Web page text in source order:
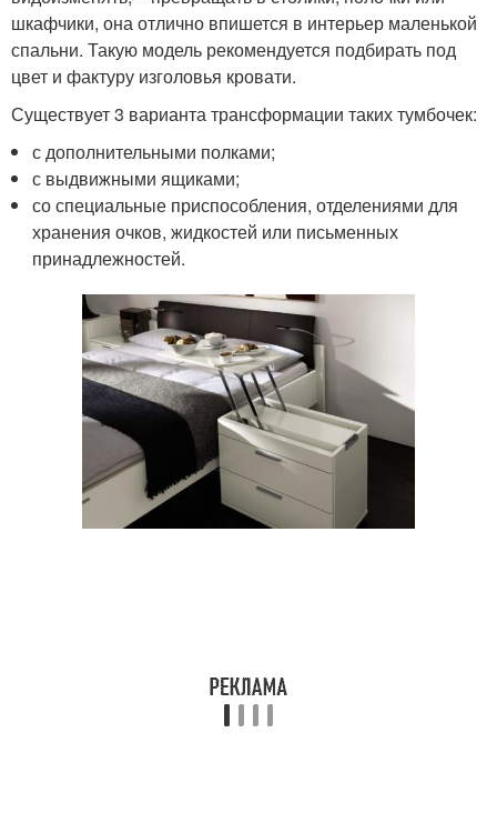
шкафчики, она отлично впишется в интерьер маленькой
спальни. Такую модель рекомендуется подбирать под
цвет и фактуру изголовья кровати.
Существует 3 варианта трансформации таких тумбочек:
с дополнительными полками;
с выдвижными ящиками;
со специальные приспособления, отделениями для
хранения очков, жидкостей или письменных
принадлежностей.